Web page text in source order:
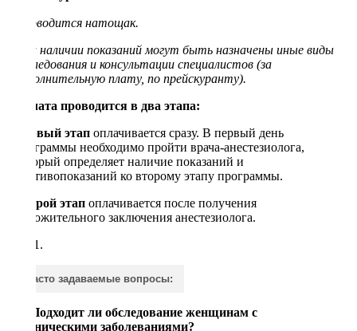
Проводится натощак.
При наличии показаний могут быть назначены иные виды
обследования и консультации специалистов (за
дополнительную плату, по прейскуранту).
Оплата проводится в два этапа:
Первый этап оплачивается сразу. В первый день
программы необходимо пройти врача-анестезиолога,
который определяет наличие показаний и
противопоказаний ко второму этапу программы.
Второй этап оплачивается после получения
положительного заключения анестезиолога.
Часто задаваемые вопросы:
— Подходит ли обследование женщинам с
хроническими заболеваниями?